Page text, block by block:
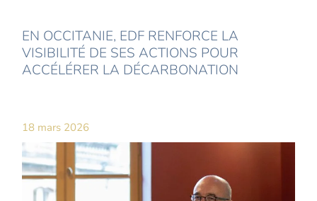
EN OCCITANIE, EDF RENFORCE LA
VISIBILITÉ DE SES ACTIONS POUR
ACCÉLÉRER LA DÉCARBONATION
18 mars 2026